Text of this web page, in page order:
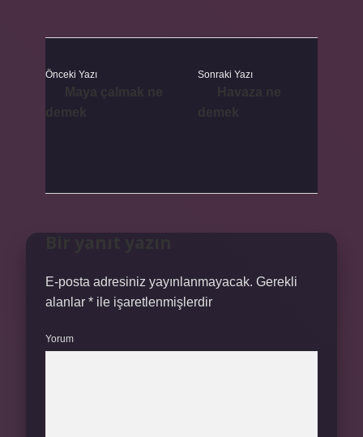
Önceki Yazı Sonraki Yazı
E-posta adresiniz yayınlanmayacak. Gerekli
alanlar * ile işaretlenmişlerdir
Yorum